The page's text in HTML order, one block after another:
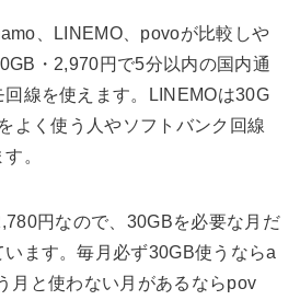
、LINEMO、povoが比較しや
・2,970円で5分以内の国内通
線を使えます。LINEMOは30G
よく使う人やソフトバンク回線
。
円なので、30GBを必要な月だ
ます。毎月必ず30GB使うならa
月と使わない月があるならpov